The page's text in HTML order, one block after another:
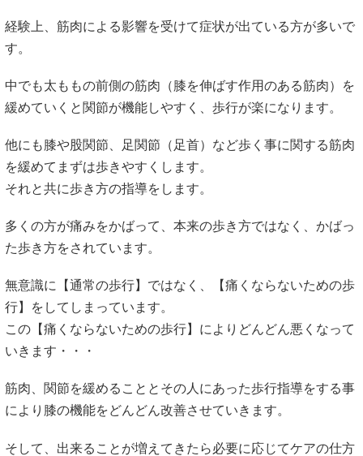
経験上、筋肉による影響を受けて症状が出ている方が多いで
す。
中でも太ももの前側の筋肉（膝を伸ばす作用のある筋肉）を
緩めていくと関節が機能しやすく、歩行が楽になります。
他にも膝や股関節、足関節（足首）など歩く事に関する筋肉
を緩めてまずは歩きやすくします。
それと共に歩き方の指導をします。
多くの方が痛みをかばって、本来の歩き方ではなく、かばっ
た歩き方をされています。
無意識に【通常の歩行】ではなく、【痛くならないための歩
行】をしてしまっています。
この【痛くならないための歩行】によりどんどん悪くなって
いきます・・・
筋肉、関節を緩めることとその人にあった歩行指導をする事
により膝の機能をどんどん改善させていきます。
そして、出来ることが増えてきたら必要に応じてケアの仕方